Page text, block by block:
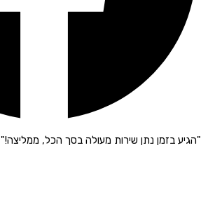
"הגיע בזמן נתן שירות מעולה בסך הכל, ממליצה!"